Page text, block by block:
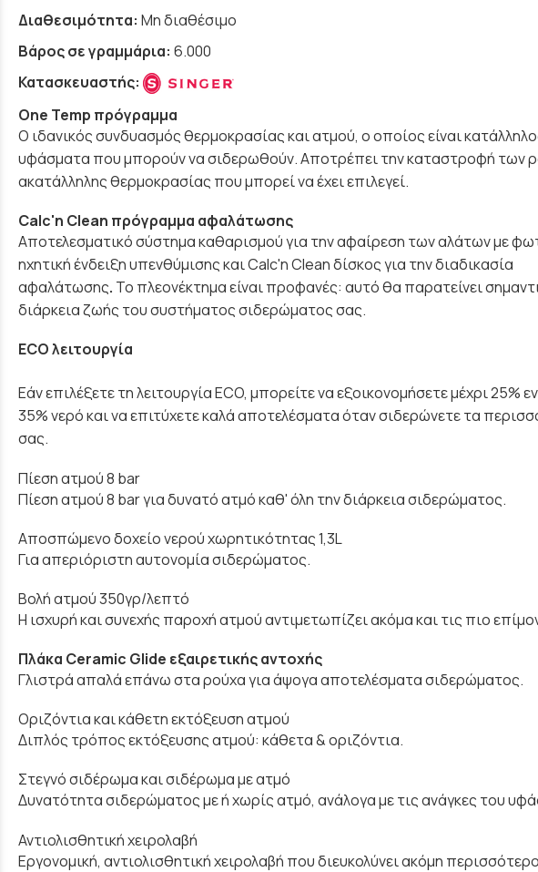
Διαθεσιμότητα: Μη διαθέσιμο
Βάρος σε γραμμάρια: 6.000
Κατασκευαστής:
One Temp πρόγραμμα
O ιδανικός συνδυασμός θερμοκρασίας και ατμού, ο οποίος είναι
υφάσματα που μπορούν να σιδερωθούν. Αποτρέπει την καταστροφή των
ακατάλληλης θερμοκρασίας που μπορεί να έχει επιλεγεί.
Calc'n Clean πρόγραμμα αφαλάτωσης
Αποτελεσματικό σύστημα καθαρισμού για την αφαίρεση των αλάτων με
ηχητική ένδειξη υπενθύμισης και Calc'n Clean δίσκος για την διαδικασία
αφαλάτωσης. Το πλεονέκτημα είναι προφανές: αυτό θα παρατείνει
διάρκεια ζωής του συστήματος σιδερώματος σας.
ECO λειτουργία
Εάν επιλέξετε τη λειτουργία ECO, μπορείτε να εξοικονομήσετε μέχρι 25%
35% νερό και να επιτύχετε καλά αποτελέσματα όταν σιδερώνετε τα
σας.
Πίεση ατμού 8 bar
Πίεση ατμού 8 bar για δυνατό ατμό καθ' όλη την διάρκεια σιδερώματος.
Αποσπώμενο δοχείο νερού χωρητικότητας 1,3L
Για απεριόριστη αυτονομία σιδερώματος.
Βολή ατμού 350γρ/λεπτό
Η ισχυρή και συνεχής παροχή ατμού αντιμετωπίζει ακόμα και τις πιο
Πλάκα Ceramic Glide εξαιρετικής αντοχής
Γλιστρά απαλά επάνω στα ρούχα για άψογα αποτελέσματα σιδερώματος.
Oριζόντια και κάθετη εκτόξευση ατμού
Διπλός τρόπος εκτόξευσης ατμού: κάθετα & οριζόντια.
Στεγνό σιδέρωμα και σιδέρωμα με ατμό
Δυνατότητα σιδερώματος με ή χωρίς ατμό, ανάλογα με τις ανάγκες του
Αντιολισθητική χειρολαβή
Εργονομική, αντιολισθητική χειρολαβή που διευκολύνει ακόμη